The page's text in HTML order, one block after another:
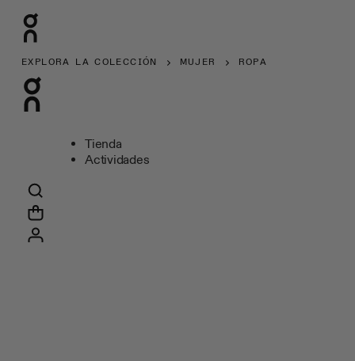
EXPLORA LA COLECCIÓN MUJER ROPA
Tienda
Actividades